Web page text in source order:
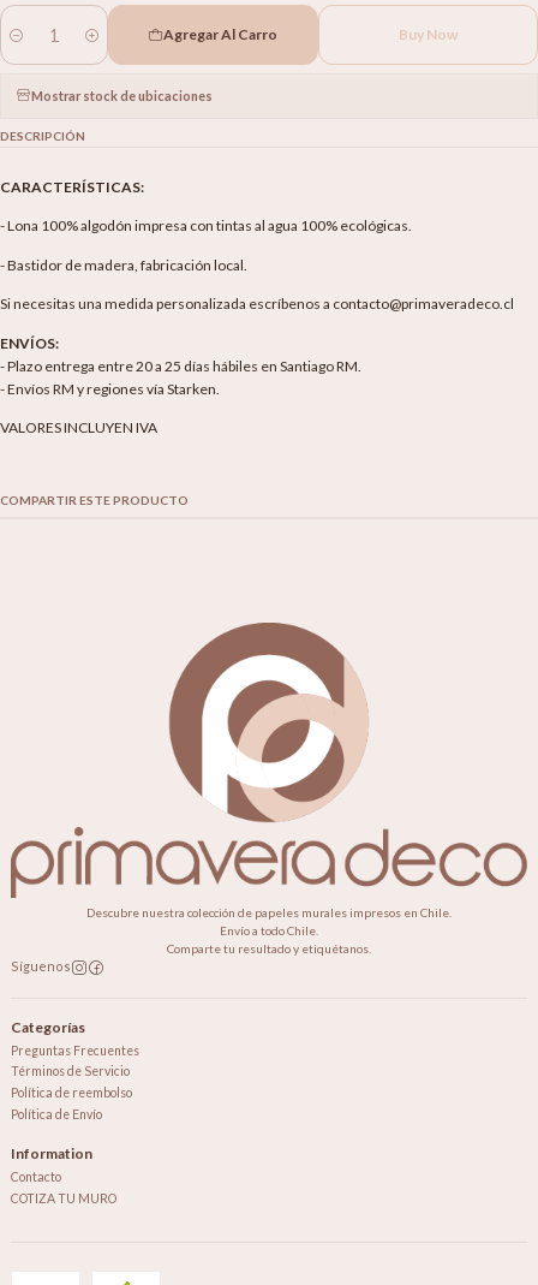
Cantidad
Agregar Al Carro Buy Now
Mostrar stock de ubicaciones
DESCRIPCIÓN
CARACTERÍSTICAS:
- Lona 100% algodón impresa con tintas al agua 100% ecológicas.
- Bastidor de madera, fabricación local.
Si necesitas una medida personalizada escríbenos a contacto@primaveradeco.cl
ENVÍOS:
- Plazo entrega entre 20 a 25 días hábiles en Santiago RM.
- Envíos RM y regiones vía Starken.
VALORES INCLUYEN IVA
COMPARTIR ESTE PRODUCTO
Descubre nuestra colección de papeles murales impresos en Chile.
Envío a todo Chile.
Comparte tu resultado y etiquétanos.
Síguenos
Categorías
Preguntas Frecuentes
Términos de Servicio
Política de reembolso
Política de Envío
Information
Contacto
COTIZA TU MURO